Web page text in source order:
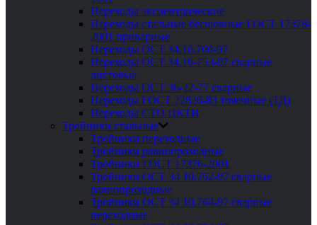
Переходы эксцентрические
Переходы стальные бесшовные ГОСТ 17378-
2001 приварные
Переходы ОСТ 34.10.700-97
Переходы ОСТ 34.10-753-97 сварные
листовые
Переходы ОСТ 36-22-77 сварные
Переходы ГОСТ 22826-83 точечные (ТД)
Переходы СТО ЦКТИ
Тройники стальные
Тройники переходные
Тройники равнопроходные
Тройники ГОСТ 17376-2001
Тройники ОСТ 34 10.762-97 сварные
равнопроходные
Тройники ОСТ 34 10.764-97 сварные
переходные